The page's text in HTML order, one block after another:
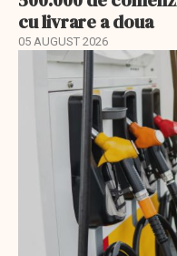
cu livrare a doua
05 AUGUST 2026